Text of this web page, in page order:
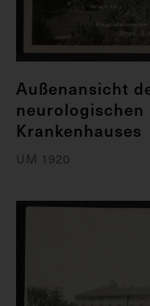
Außenansicht
neurologischen
Krankenhauses
UM 1920